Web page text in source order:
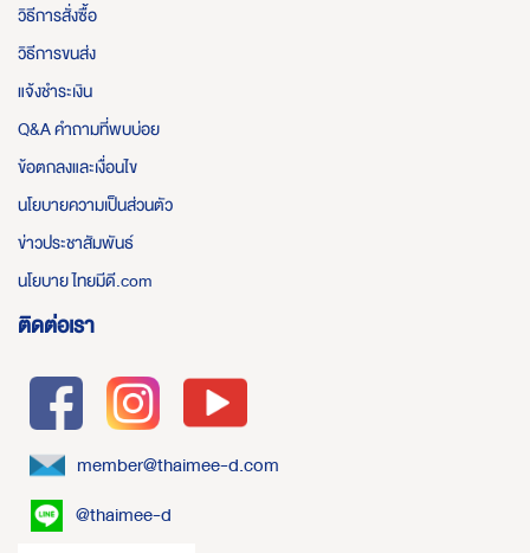
วิธีการสั่งซื้อ
วิธีการขนส่ง
แจ้งชำระเงิน
Q&A คำถามที่พบบ่อย
ข้อตกลงและเงื่อนไข
นโยบายความเป็นส่วนตัว
ข่าวประชาสัมพันธ์
นโยบาย ไทยมีดี.com
ติดต่อเรา
member@thaimee-d.com
@thaimee-d